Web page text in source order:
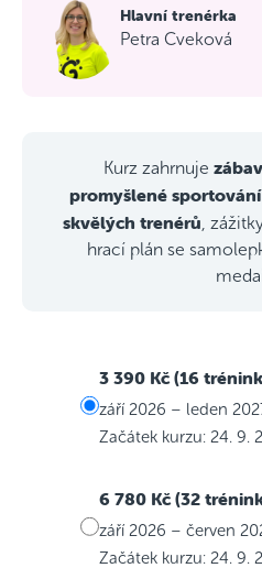
Hlavní trenérka
Petra Cveková
Kurz zahrnuje
promyšlené sportování
skvělých trenérů ,
hrací plán se
3 390 Kč (16
září 2026 – leden
Začátek kurzu: 24. 9.
6 780 Kč (32
září 2026 – červen
Začátek kurzu: 24. 9.